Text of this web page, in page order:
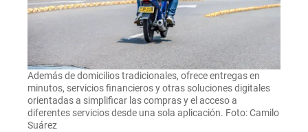
Además de domicilios tradicionales, ofrece entregas en
minutos, servicios financieros y otras soluciones digitales
orientadas a simplificar las compras y el acceso a
diferentes servicios desde una sola aplicación. Foto: Camilo
Suárez